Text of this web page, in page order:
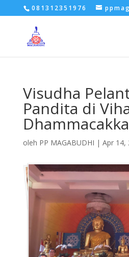
081312351976
Visudha
Pandita di
Dhammacakka
oleh PP MAGABUDHI | Apr 14,